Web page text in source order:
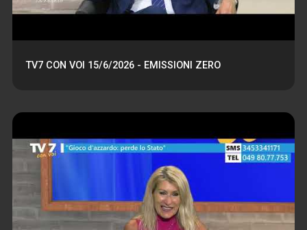
TV7 CON VOI 15/6/2026 - EMISSIONI ZERO